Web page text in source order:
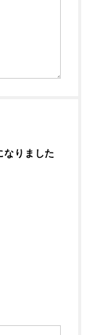
なりました